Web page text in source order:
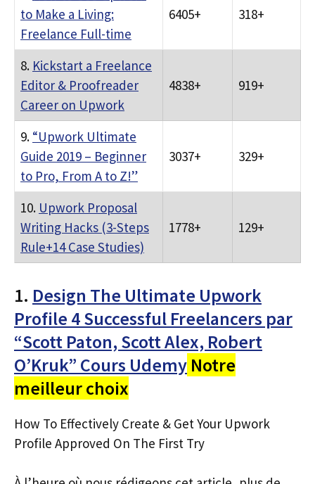
to Make a Living:
Freelance Full-time
6405+ 318+
8. Kickstart a Freelance
Editor & Proofreader
Career on Upwork
4838+ 919+
9. “Upwork Ultimate
Guide 2019 – Beginner
to Pro, From A to Z!”
3037+ 329+
10. Upwork Proposal
Writing Hacks (3-Steps
Rule+14 Case Studies)
1778+ 129+
1. Design The Ultimate Upwork
Profile 4 Successful Freelancers par
“Scott Paton, Scott Alex, Robert
O’Kruk” Cours Udemy Notre
meilleur choix
How To Effectively Create & Get Your Upwork
Profile Approved On The First Try